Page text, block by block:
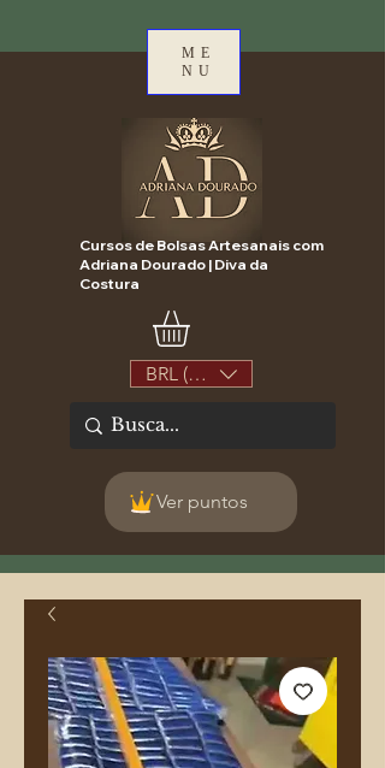
ME
NU
Cursos de Bolsas Artesanais com
Adriana Dourado | Diva da
Costura
BRL (R$)
Ver puntos